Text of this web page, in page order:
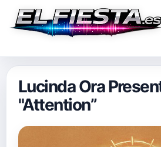
Lucinda Ora
"Attention”